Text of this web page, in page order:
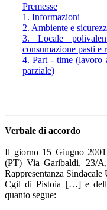
Premesse
1. Informazioni
2. Ambiente e
3. Locale
consumazione pasti e
4. Part - time (lavoro
parziale)
Verbale di accordo
Il giorno 15 Giugno
(PT) Via Garibaldi, 23/
Rappresentanza
Cgil di Pistoia […] e
quanto segue: